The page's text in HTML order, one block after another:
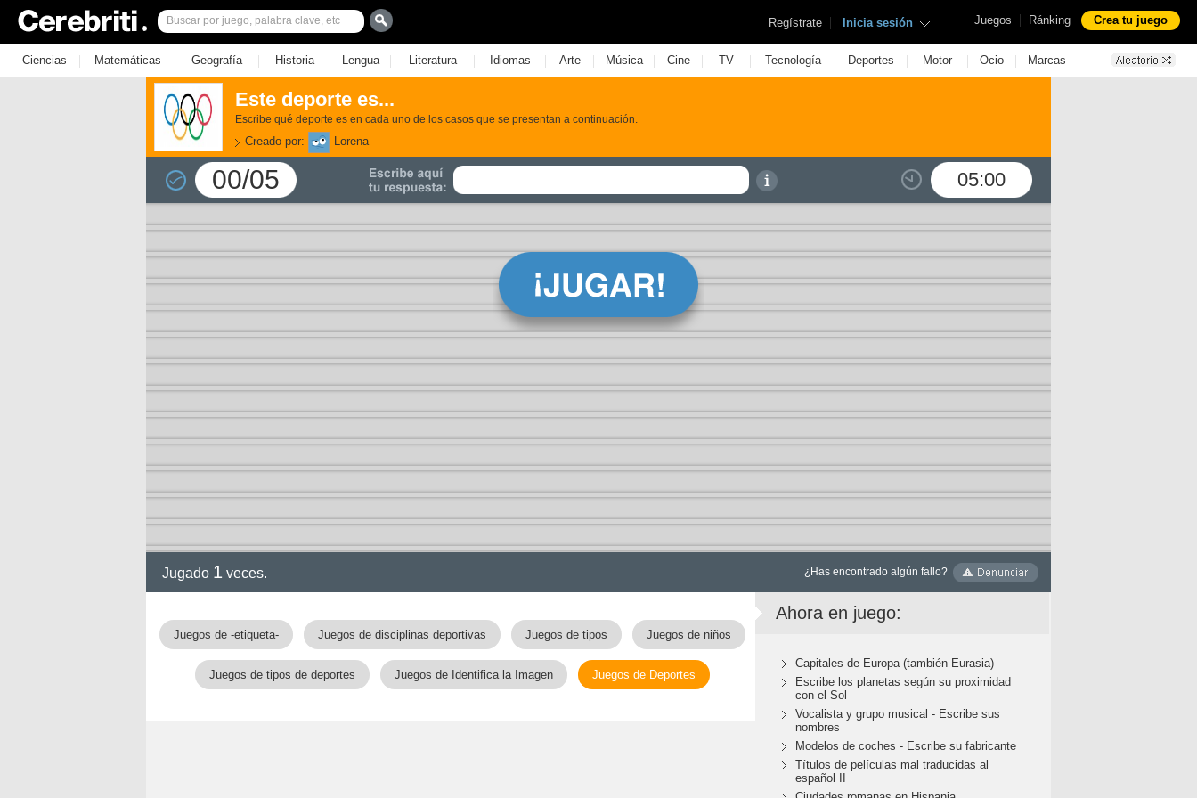
Juegos | Ránking Crea tu juego
Regístrate | Inicia sesión
Ciencias | Matemáticas | Geografía | Historia | Lengua | Literatura | Idiomas | Arte | Música | Cine | TV | Tecnología | Deportes | Motor | Ocio | Marcas
Este deporte es...
Escribe qué deporte es en cada uno de los casos que se presentan a continuación.
Creado por: Lorena
00/05 05:00
Jugado 1 veces. ¿Has encontrado algún fallo?
Juegos de -etiqueta- Juegos de disciplinas deportivas Juegos de tipos Juegos de niños
Juegos de tipos de deportes Juegos de Identifica la Imagen Juegos de Deportes
Ahora en juego:
Capitales de Europa (también Eurasia)
Escribe los planetas según su proximidad
con el Sol
Vocalista y grupo musical - Escribe sus
nombres
Modelos de coches - Escribe su fabricante
Títulos de películas mal traducidas al
español II